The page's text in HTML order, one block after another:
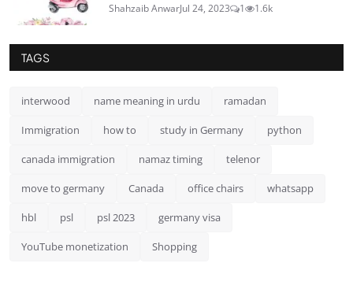
Shahzaib AnwarJul 24, 2023 1 1.6k
TAGS
interwood name meaning in urdu ramadan
Immigration how to study in Germany python
canada immigration namaz timing telenor
move to germany Canada office chairs whatsapp
hbl psl psl 2023 germany visa
YouTube monetization Shopping